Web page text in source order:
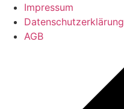
Impressum
Datenschutzerklärung
AGB